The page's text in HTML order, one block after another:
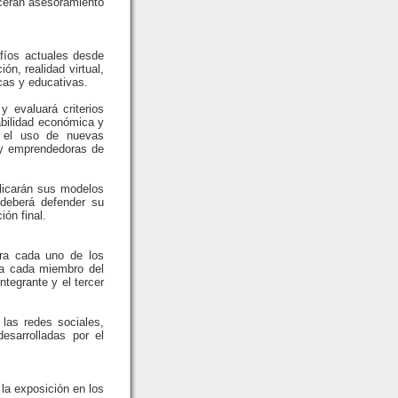
actuales desde
realidad virtual,
y educativas.
evaluará criterios
económica y
el uso de nuevas
de
sus modelos
defender su
final.
cada uno de los
cada miembro del
y el tercer
redes sociales,
por el
exposición en los